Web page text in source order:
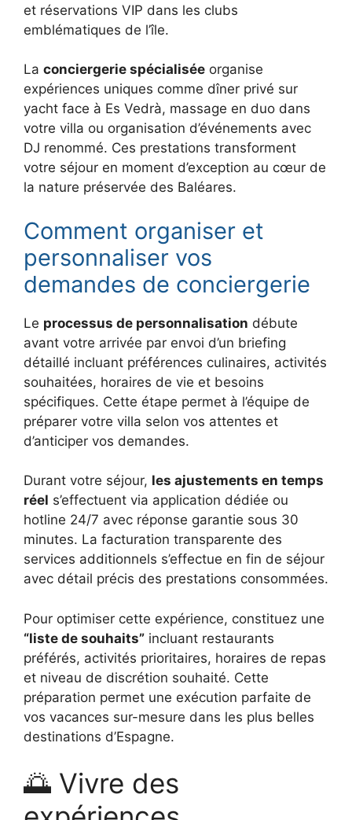
et réservations VIP dans les clubs
emblématiques de l’île.
La conciergerie spécialisée organise
expériences uniques comme dîner privé sur
yacht face à Es Vedrà, massage en duo dans
votre villa ou organisation d’événements avec
DJ renommé. Ces prestations transforment
votre séjour en moment d’exception au cœur de
la nature préservée des Baléares.
Comment organiser et
personnaliser vos
demandes de conciergerie
Le processus de personnalisation débute
avant votre arrivée par envoi d’un briefing
détaillé incluant préférences culinaires, activités
souhaitées, horaires de vie et besoins
spécifiques. Cette étape permet à l’équipe de
préparer votre villa selon vos attentes et
d’anticiper vos demandes.
Durant votre séjour, les ajustements en temps
réel s’effectuent via application dédiée ou
hotline 24/7 avec réponse garantie sous 30
minutes. La facturation transparente des
services additionnels s’effectue en fin de séjour
avec détail précis des prestations consommées.
Pour optimiser cette expérience, constituez une
“liste de souhaits” incluant restaurants
préférés, activités prioritaires, horaires de repas
et niveau de discrétion souhaité. Cette
préparation permet une exécution parfaite de
vos vacances sur-mesure dans les plus belles
destinations d’Espagne.
🌅 Vivre des